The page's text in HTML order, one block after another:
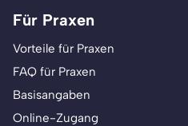
Für Praxen
Vorteile für Praxen
FAQ für Praxen
Basisangaben
Online-Zugang